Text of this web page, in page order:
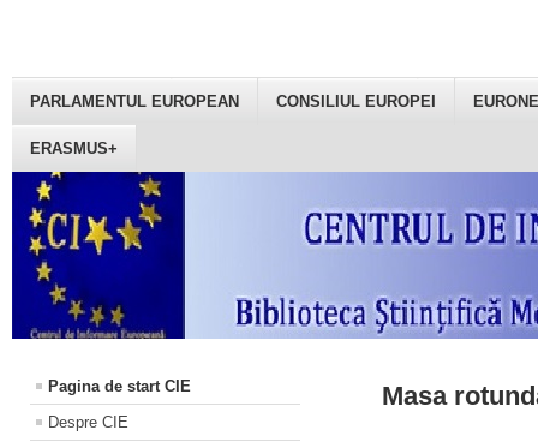
PARLAMENTUL EUROPEAN CONSILIUL EUROPEI
ERASMUS+
Pagina de start CIE
Despre CIE
Masa